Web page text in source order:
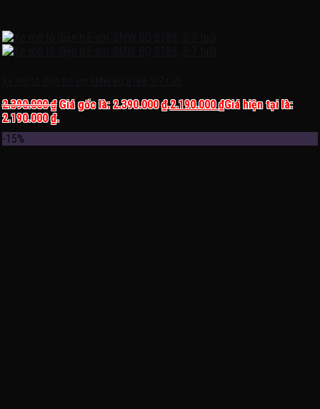
2.390.000₫ Giá gốc là: 2.390.000 ₫.2.190.000₫Giá hiện tại là:
2.190.000 ₫.
-15%